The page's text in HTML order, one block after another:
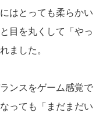
はとっても柔らかい
目を丸くして「やっ
ました。
ンスをゲーム感覚で
っても「まだまだい